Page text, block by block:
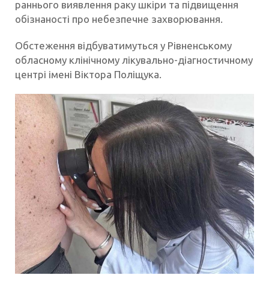
раннього виявлення раку шкіри та підвищення
обізнаності про небезпечне захворювання.
Обстеження відбуватимуться у Рівненському
обласному клінічному лікувально-діагностичному
центрі імені Віктора Поліщука.